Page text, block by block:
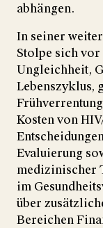
abhängen.
In seiner
Stolpe sich
Ungleichheit,
Lebenszyklus,
Kosten von
Evaluierung
medizinischer
im
über
Bereichen